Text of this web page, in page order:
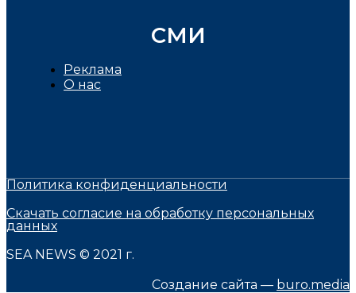
СМИ
Реклама
О нас
Политика конфиденциальности
Скачать согласие на обработку персональных
данных
SEA NEWS © 2021 г.
Создание сайта — buro.media